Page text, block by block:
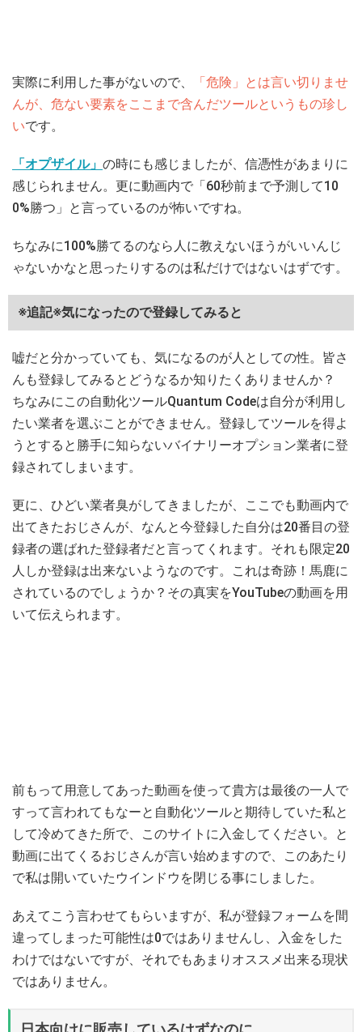
実際に利用した事がないので、
「危険」とは言い切りませ
んが、危ない要素をここまで含んだツールというもの珍し
いです。
「オプザイル」 の時にも感じましたが、信憑性があまりに
感じられません。更に動画内で「60秒前まで予測して10
0%勝つ」と言っているのが怖いですね。
ちなみに100%勝てるのなら人に教えないほうがいいんじ
ゃないかなと思ったりするのは私だけではないはずです。
※追記※気になったので登録してみると
嘘だと分かっていても、気になるのが人としての性。皆さ
んも登録してみるとどうなるか知りたくありませんか？
ちなみにこの自動化ツールQuantum Codeは自分が利用し
たい業者を選ぶことができません。登録してツールを得よ
うとすると勝手に知らないバイナリーオプション業者に登
録されてしまいます。
更に、ひどい業者臭がしてきましたが、ここでも動画内で
出てきたおじさんが、なんと今登録した自分は20番目の登
録者の選ばれた登録者だと言ってくれます。それも限定20
人しか登録は出来ないようなのです。これは奇跡！馬鹿に
されているのでしょうか？その真実をYouTubeの動画を用
いて伝えられます。
前もって用意してあった動画を使って貴方は最後の一人で
すって言われてもなーと自動化ツールと期待していた私と
して冷めてきた所で、このサイトに入金してください。と
動画に出てくるおじさんが言い始めますので、このあたり
で私は開いていたウインドウを閉じる事にしました。
あえてこう言わせてもらいますが、私が登録フォームを間
違ってしまった可能性は0ではありませんし、入金をした
わけではないですが、それでもあまりオススメ出来る現状
ではありません。